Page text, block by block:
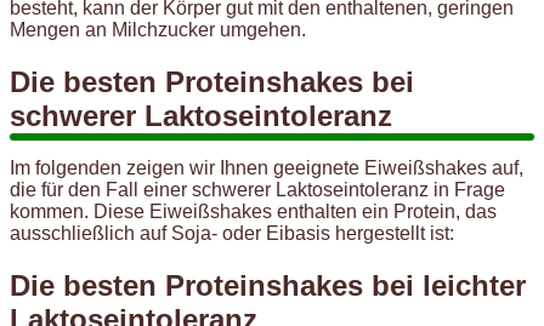
besteht, kann der Körper gut mit den enthaltenen, geringen
Mengen an Milchzucker umgehen.
Die besten Proteinshakes bei
schwerer Laktoseintoleranz
Im folgenden zeigen wir Ihnen geeignete Eiweißshakes auf,
die für den Fall einer schwerer Laktoseintoleranz in Frage
kommen. Diese Eiweißshakes enthalten ein Protein, das
ausschließlich auf Soja- oder Eibasis hergestellt ist:
Die besten Proteinshakes bei leichter
Laktoseintoleranz